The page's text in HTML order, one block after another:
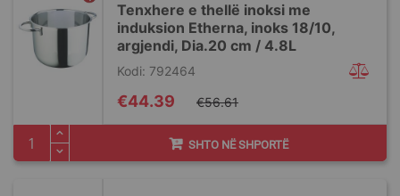
Tenxhere e thellë inoksi me
induksion Etherna, inoks 18/10,
argjendi, Dia.20 cm / 4.8L
Kodi: 792464
Special
Price
€44.39 €56.61
SHTO NË SHPORTË